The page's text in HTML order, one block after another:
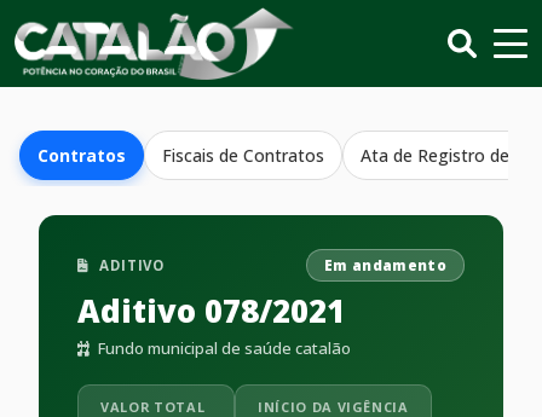
Contratos Fiscais de Contratos Ata de Registro de
ADITIVO Em andamento
Aditivo 078/2021
Fundo municipal de saúde catalão
VALOR TOTAL INÍCIO DA VIGÊNCIA